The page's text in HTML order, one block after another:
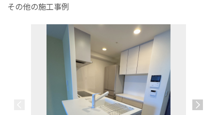
その他の施工事例